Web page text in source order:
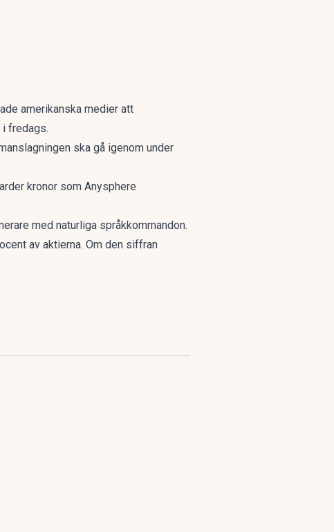
amerikanska medier att
fredags.
ska gå igenom under
kronor som Anysphere
med naturliga språkkommandon.
av aktierna. Om den siffran